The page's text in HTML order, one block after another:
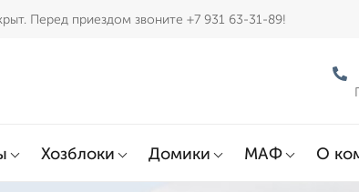
Перед приездом звоните +7 931 63-31-89!
Хозблоки Домики МАФ О